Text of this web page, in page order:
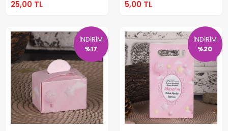
25,00 TL 5,00 TL
İNDİRİM
%17
İNDİRİM
%20